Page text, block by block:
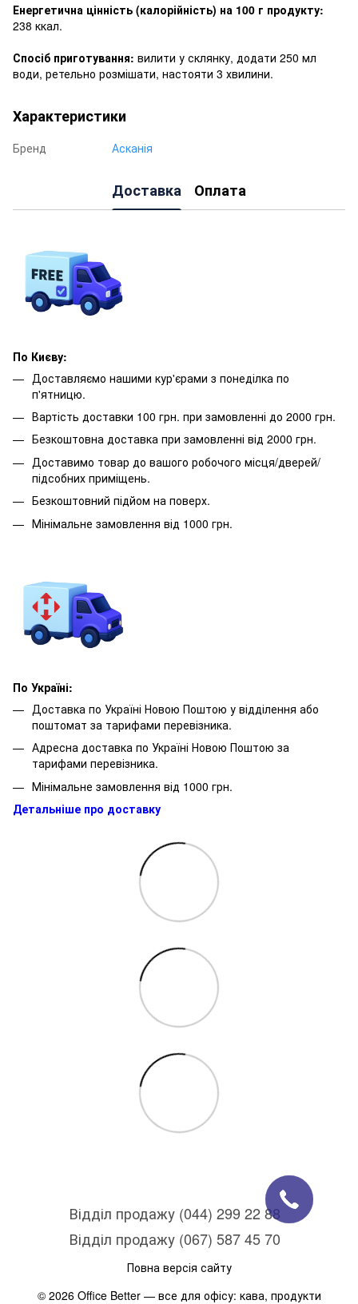
Енергетична цінність (калорійність) на 100 г продукту:
238 ккал.
Спосіб приготування: вилити у склянку, додати 250 мл
води, ретельно розмішати, настояти 3 хвилини.
Характеристики
Бренд Асканія
Доставка Оплата
По Києву:
Доставляємо нашими кур'єрами з понеділка по
п'ятницю.
Вартість доставки 100 грн. при замовленні до 2000 грн.
Безкоштовна доставка при замовленні від 2000 грн.
Доставимо товар до вашого робочого місця/дверей/
підсобних приміщень.
Безкоштовний підйом на поверх.
Мінімальне замовлення від 1000 грн.
По Україні:
Доставка по Україні Новою Поштою у відділення або
поштомат за тарифами перевізника.
Адресна доставка по Україні Новою Поштою за
тарифами перевізника.
Мінімальне замовлення від 1000 грн.
Детальніше про доставку
Відділ продажу (044) 299 22 88
Відділ продажу (067) 587 45 70
Повна версія сайту
© 2026 Office Better — все для офісу: кава, продукти